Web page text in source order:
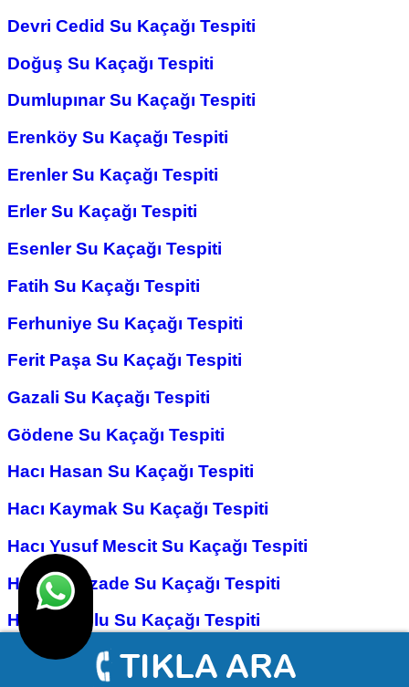
Devri Cedid Su Kaçağı Tespiti
Doğuş Su Kaçağı Tespiti
Dumlupınar Su Kaçağı Tespiti
Erenköy Su Kaçağı Tespiti
Erenler Su Kaçağı Tespiti
Erler Su Kaçağı Tespiti
Esenler Su Kaçağı Tespiti
Fatih Su Kaçağı Tespiti
Ferhuniye Su Kaçağı Tespiti
Ferit Paşa Su Kaçağı Tespiti
Gazali Su Kaçağı Tespiti
Gödene Su Kaçağı Tespiti
Hacı Hasan Su Kaçağı Tespiti
Hacı Kaymak Su Kaçağı Tespiti
Hacı Yusuf Mescit Su Kaçağı Tespiti
Hacıveyiszade Su Kaçağı Tespiti
Hamza Oğlu Su Kaçağı Tespiti
Hanay Başı Su Kaçağı Tespiti